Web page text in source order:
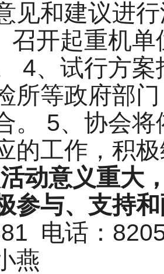
见和建议进
召开起重机
4、试行方
所等政府部
。 5、协会
的工作，积
动意义重大
参与、支持
电话：
燕